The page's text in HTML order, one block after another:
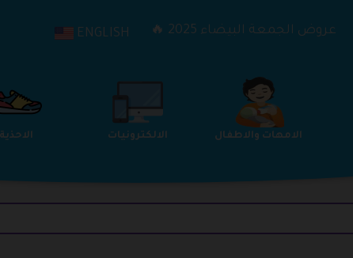
عروض الجمعة البيضاء 2025 🔥 ENGLISH
الالكترونيات الامهات والاطفال الترفيه